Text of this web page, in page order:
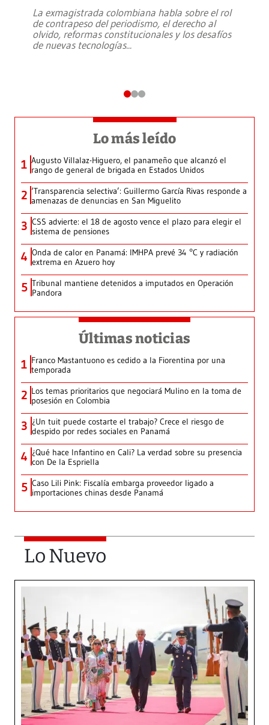
La exmagistrada colombiana habla sobre el rol
de contrapeso del periodismo, el derecho al
olvido, reformas constitucionales y los desafíos
de nuevas tecnologías...
Lo más leído
1 Augusto Villalaz-Higuero, el panameño que alcanzó el
rango de general de brigada en Estados Unidos
2 ‘Transparencia selectiva’: Guillermo García Rivas responde a
amenazas de denuncias en San Miguelito
3 CSS advierte: el 18 de agosto vence el plazo para elegir el
sistema de pensiones
4 Onda de calor en Panamá: IMHPA prevé 34 °C y radiación
extrema en Azuero hoy
5 Tribunal mantiene detenidos a imputados en Operación
Pandora
Últimas noticias
1 Franco Mastantuono es cedido a la Fiorentina por una
temporada
2 Los temas prioritarios que negociará Mulino en la toma de
posesión en Colombia
3 ¿Un tuit puede costarte el trabajo? Crece el riesgo de
despido por redes sociales en Panamá
4 ¿Qué hace Infantino en Cali? La verdad sobre su presencia
con De la Espriella
5 Caso Lili Pink: Fiscalía embarga proveedor ligado a
importaciones chinas desde Panamá
Lo Nuevo